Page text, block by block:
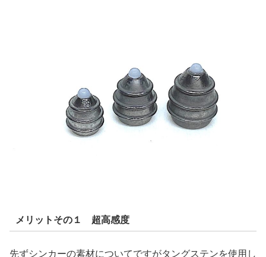
メリットその１ 超高感度
先ずシンカーの素材についてですがタングステンを使用し